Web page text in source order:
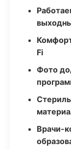
Fi
Фото
Врачи-